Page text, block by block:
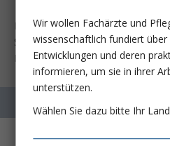
Hwang SY, Jo IJ, Lee SU, Lee TR,
Shin TG.
Med. 2018; 71:1-9
Wir wollen Fachärzte und
wissenschaftlich fundiert
Entwicklungen und deren
informieren, um sie in ihrer
unterstützen.
Wählen Sie dazu bitte Ihr